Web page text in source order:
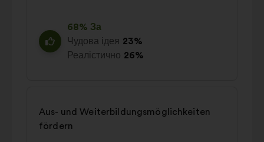
68% За
Чудова ідея 23%
Реалістично 26%
Aus- und Weiterbildungsmöglichkeiten
fördern